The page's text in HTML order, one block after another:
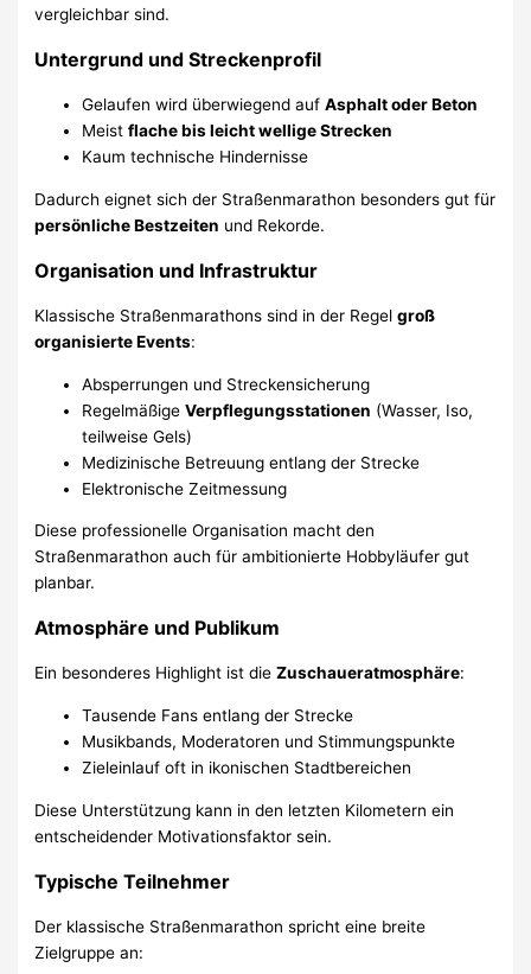
vergleichbar sind.
Untergrund und Streckenprofil
Gelaufen wird überwiegend aufAsphalt oder Beton
Meistflache bis leicht wellige Strecken
Kaum technische Hindernisse
Dadurch eignet sich der Straßenmarathon besonders gut für
persönliche Bestzeiten und Rekorde.
Organisation und Infrastruktur
Klassische Straßenmarathons sind in der Regelgroß
organisierte Events:
Absperrungen und Streckensicherung
RegelmäßigeVerpflegungsstationen (Wasser, Iso,
teilweise Gels)
Medizinische Betreuung entlang der Strecke
Elektronische Zeitmessung
Diese professionelle Organisation macht den
Straßenmarathon auch für ambitionierte Hobbyläufer gut
planbar.
Atmosphäre und Publikum
Ein besonderes Highlight ist dieZuschaueratmosphäre:
Tausende Fans entlang der Strecke
Musikbands, Moderatoren und Stimmungspunkte
Zieleinlauf oft in ikonischen Stadtbereichen
Diese Unterstützung kann in den letzten Kilometern ein
entscheidender Motivationsfaktor sein.
Typische Teilnehmer
Der klassische Straßenmarathon spricht eine breite
Zielgruppe an: